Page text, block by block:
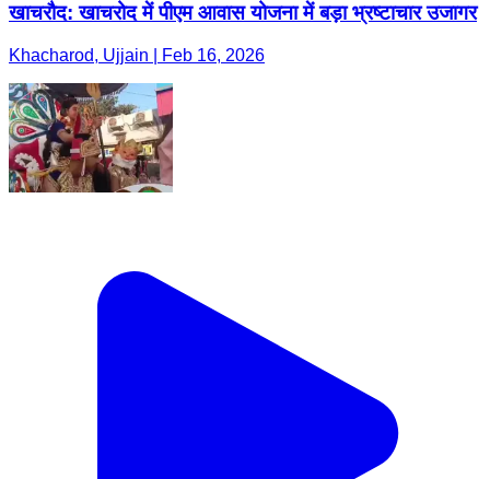
खाचरौद: खाचरोद में पीएम आवास योजना में बड़ा भ्रष्टाचार उजागर
Khacharod, Ujjain | Feb 16, 2026